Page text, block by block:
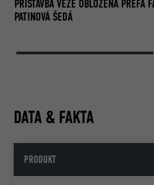
PŘÍSTAVBA VĚŽE OBLOŽENÁ PREFA
PATINOVÁ ŠEDÁ
DATA & FAKTA
PRODUKT